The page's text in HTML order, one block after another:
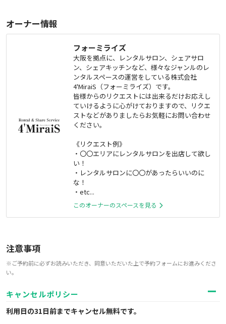
オーナー情報
フォーミライズ
大阪を拠点に、レンタルサロン、シェアサロ
ン、シェアキッチンなど、様々なジャンルのレ
ンタルスペースの運営をしている株式会社
4'MiraiS（フォーミライズ）です。
皆様からのリクエストには出来るだけお応えし
ていけるように心がけておりますので、リクエ
ストなどがありましたらお気軽にお問い合わせ
ください。
《リクエスト例》
・〇〇エリアにレンタルサロンを出店して欲し
い！
・レンタルサロンに〇〇があったらいいのに
な！
・etc...
このオーナーのスペースを見る
注意事項
※ご予約前に必ずお読みいただき、同意いただいた上で予約フォームにお進みくださ
い。
キャンセルポリシー
利用日の31日前までキャンセル無料です。